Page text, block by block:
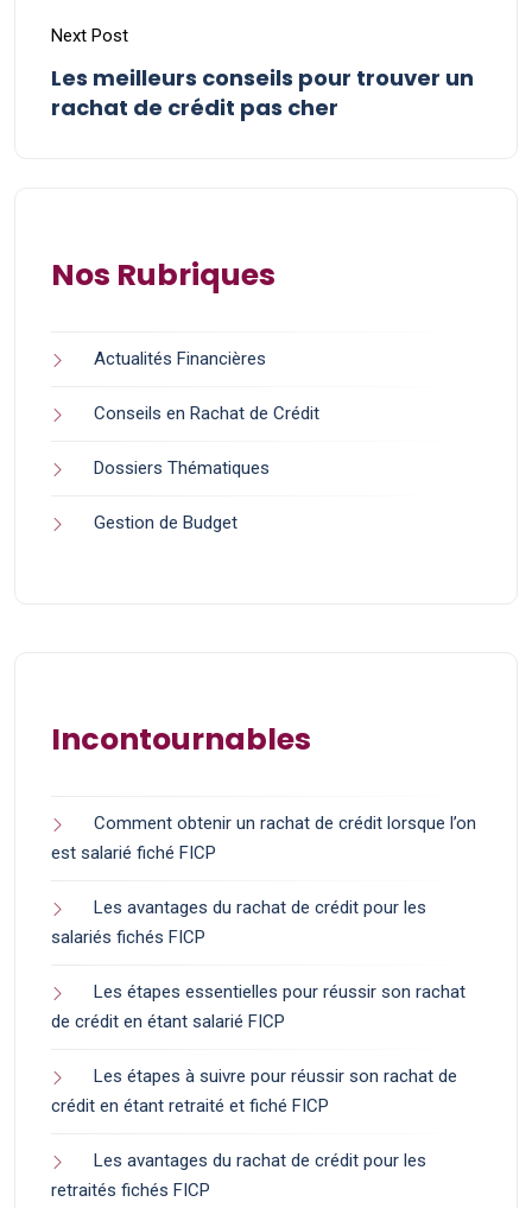
Next Post
Les meilleurs conseils pour trouver un
rachat de crédit pas cher
Nos Rubriques
Actualités Financières
Conseils en Rachat de Crédit
Dossiers Thématiques
Gestion de Budget
Incontournables
Comment obtenir un rachat de crédit lorsque l’on
est salarié fiché FICP
Les avantages du rachat de crédit pour les
salariés fichés FICP
Les étapes essentielles pour réussir son rachat
de crédit en étant salarié FICP
Les étapes à suivre pour réussir son rachat de
crédit en étant retraité et fiché FICP
Les avantages du rachat de crédit pour les
retraités fichés FICP